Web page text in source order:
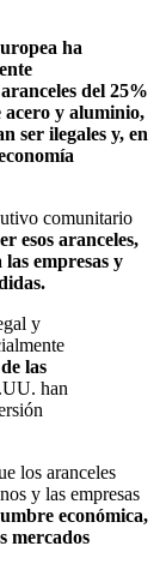
ha
del 25%
acero y aluminio,
ser ilegales y, en
comunitario
esos aranceles,
empresas y
y
las
han
los aranceles
y las empresas
económica,
mercados